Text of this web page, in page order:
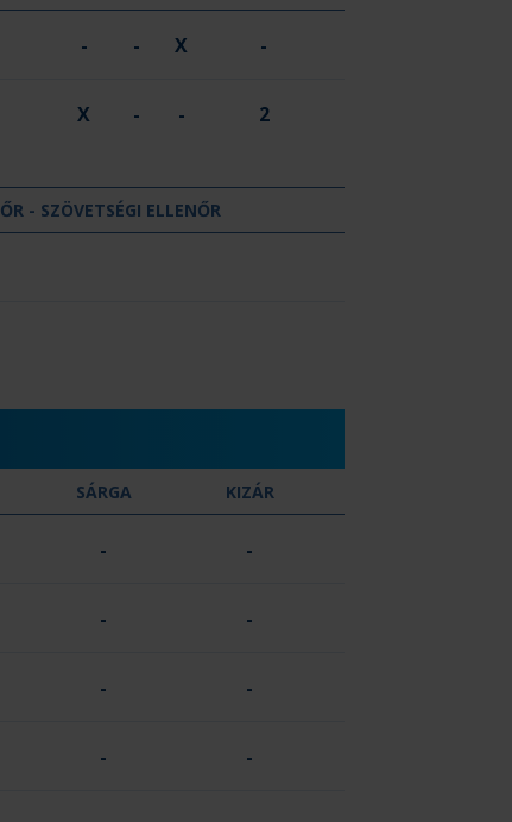
- - X -
X - - 2
- SZÖVETSÉGI ELLENŐR
SÁRGA KIZÁR
- -
- -
- -
- -